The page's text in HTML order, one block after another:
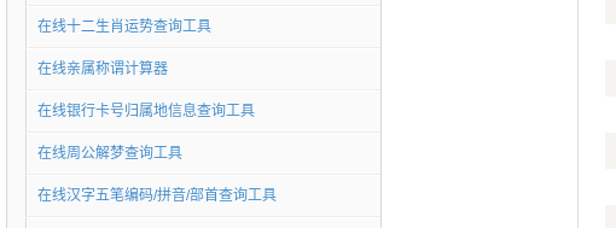
在线十二生肖运势查询工具
在线亲属称谓计算器
在线银行卡号归属地信息查询工具
在线周公解梦查询工具
在线汉字五笔编码/拼音/部首查询工具